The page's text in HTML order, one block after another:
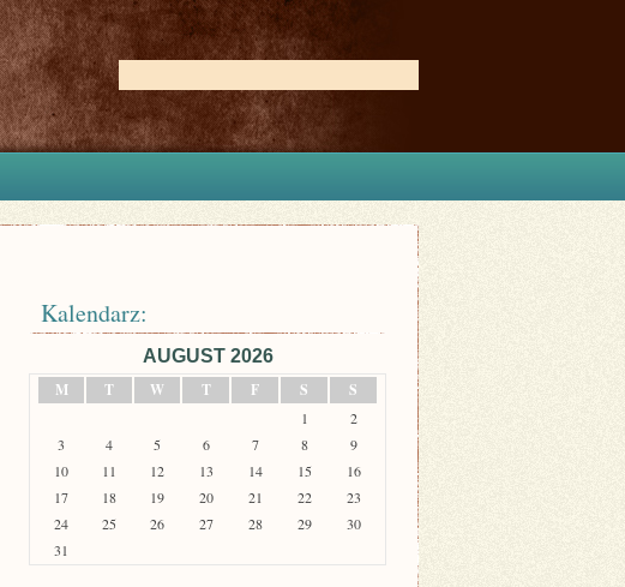
Kalendarz:
AUGUST 2026
M
T W T F S S
1
2
3
4 5 6 7 8
9
10
11 12 13 14 15
16
17
18 19 20 21 22
23
24
25 26 27 28 29
30
31